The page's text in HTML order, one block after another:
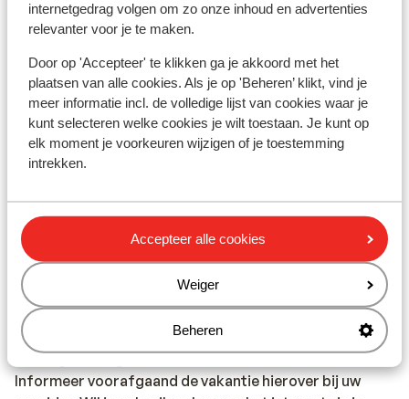
internetgedrag volgen om zo onze inhoud en advertenties
relevanter voor je te maken.
Door op 'Accepteer' te klikken ga je akkoord met het
plaatsen van alle cookies. Als je op 'Beheren’ klikt, vind je
meer informatie incl. de volledige lijst van cookies waar je
kunt selecteren welke cookies je wilt toestaan. Je kunt op
elk moment je voorkeuren wijzigen of je toestemming
intrekken.
Accepteer alle cookies
Weiger
Beheren
regio Cefalu een plaatselijke Engelssprekende
vertegenwoordiger aanwezig.
Calabrië: in de regio Calabrië is geen Sunweb
reisleiding aanwezig. Je wordt hier opgevangen door
onze lokale Engelsprekende vertegenwoordiger.
Op het vaste land van Italië is geen reisleiding aanwezig.
Voor actuele informatie betreffende vaccinaties en
andere gegevens over gezondheid en reizen kijk op de
site van LCR: https://www.lcr.nl/.
Telefoneren:
Je kunt met je mobiele telefoon telefoneren in Italië. Wij
adviseren je om dit zoveel mogelijk te beperken,
vanwege de hoge kosten die worden verrekend.
Informeer voorafgaand de vakantie hierover bij uw